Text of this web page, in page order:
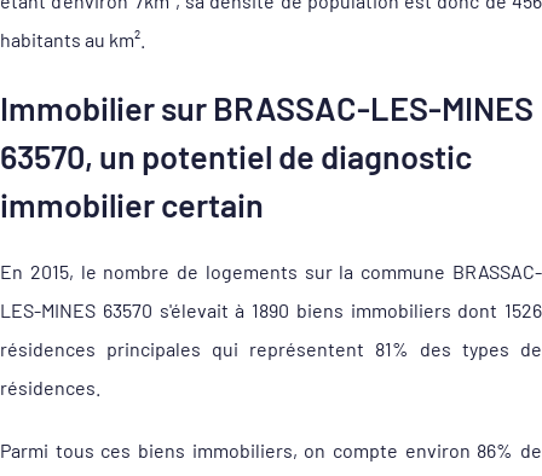
habitants au km².
Immobilier sur BRASSAC-LES-MINES
63570, un potentiel de diagnostic
immobilier certain
En 2015, le nombre de logements sur la commune BRASSAC-
LES-MINES 63570 s'élevait à 1890 biens immobiliers dont 1526
résidences principales qui représentent 81% des types de
résidences.
Parmi tous ces biens immobiliers, on compte environ 86% de